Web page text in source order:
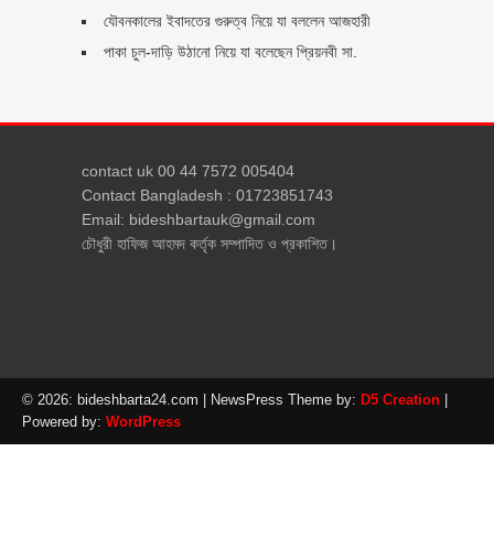
যৌবনকালের ইবাদতের গুরুত্ব নিয়ে যা বললেন আজহারী
পাকা চুল-দাড়ি উঠানো নিয়ে যা বলেছেন প্রিয়নবী সা.
contact uk 00 44 7572 005404
Contact Bangladesh : 01723851743
Email: bideshbartauk@gmail.com
চৌধুরী হাফিজ আহমদ কর্তৃক সম্পাদিত ও প্রকাশিত।
© 2026: bideshbarta24.com | NewsPress Theme by: D5 Creation
Powered by: WordPress